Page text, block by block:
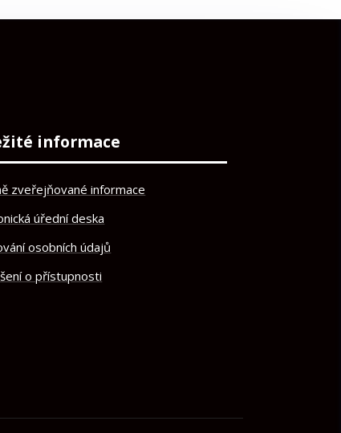
informace
zveřejňované informace
úřední deska
osobních údajů
o přístupnosti